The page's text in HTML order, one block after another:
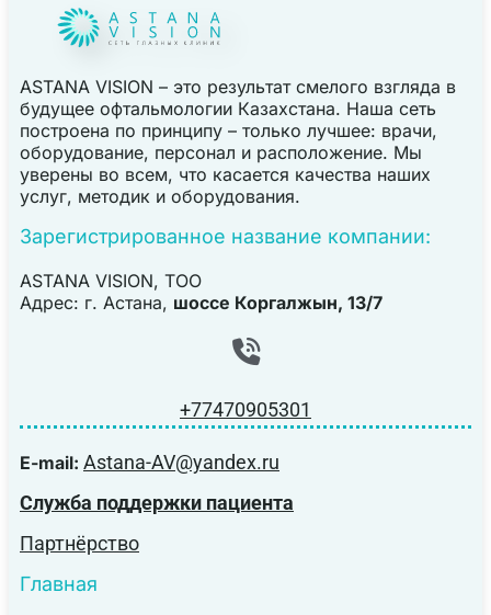
ASTANA VISION – это результат смелого взгляда в
будущее офтальмологии Казахстана. Наша сеть
построена по принципу – только лучшее: врачи,
оборудование, персонал и расположение. Мы
уверены во всем, что касается качества наших
услуг, методик и оборудования.
Зарегистрированное название компании:
ASTANA VISION, TOO
Адрес: г. Астана, шоссе Коргалжын, 13/7
+77470905301
E-mail: Astana-AV@yandex.ru
Служба поддержки пациента
Партнёрство
Главная